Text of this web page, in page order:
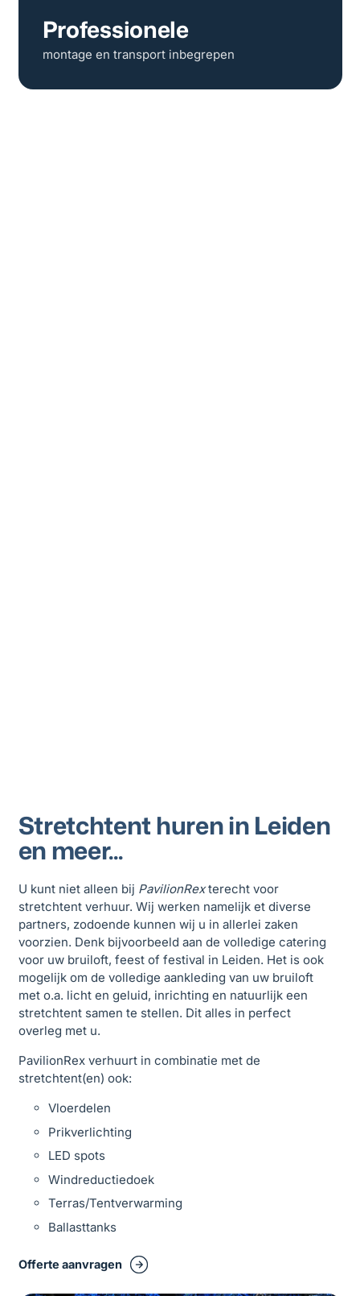
Professionele
montage en transport inbegrepen
Stretchtent huren in Leiden
en meer...
U kunt niet alleen bij PavilionRex terecht voor
stretchtent verhuur. Wij werken namelijk et diverse
partners, zodoende kunnen wij u in allerlei zaken
voorzien. Denk bijvoorbeeld aan de volledige catering
voor uw bruiloft, feest of festival in Leiden. Het is ook
mogelijk om de volledige aankleding van uw bruiloft
met o.a. licht en geluid, inrichting en natuurlijk een
stretchtent samen te stellen. Dit alles in perfect
overleg met u.
PavilionRex verhuurt in combinatie met de
stretchtent(en) ook:
Vloerdelen
Prikverlichting
LED spots
Windreductiedoek
Terras/Tentverwarming
Ballasttanks
Offerte aanvragen